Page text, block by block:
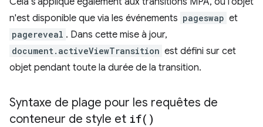
n'est disponible que via les événements pageswap et
pagereveal . Dans cette mise à jour,
document.activeViewTransition est défini sur cet
objet pendant toute la durée de la transition.
Syntaxe de plage pour les requêtes de
conteneur de style et if( )